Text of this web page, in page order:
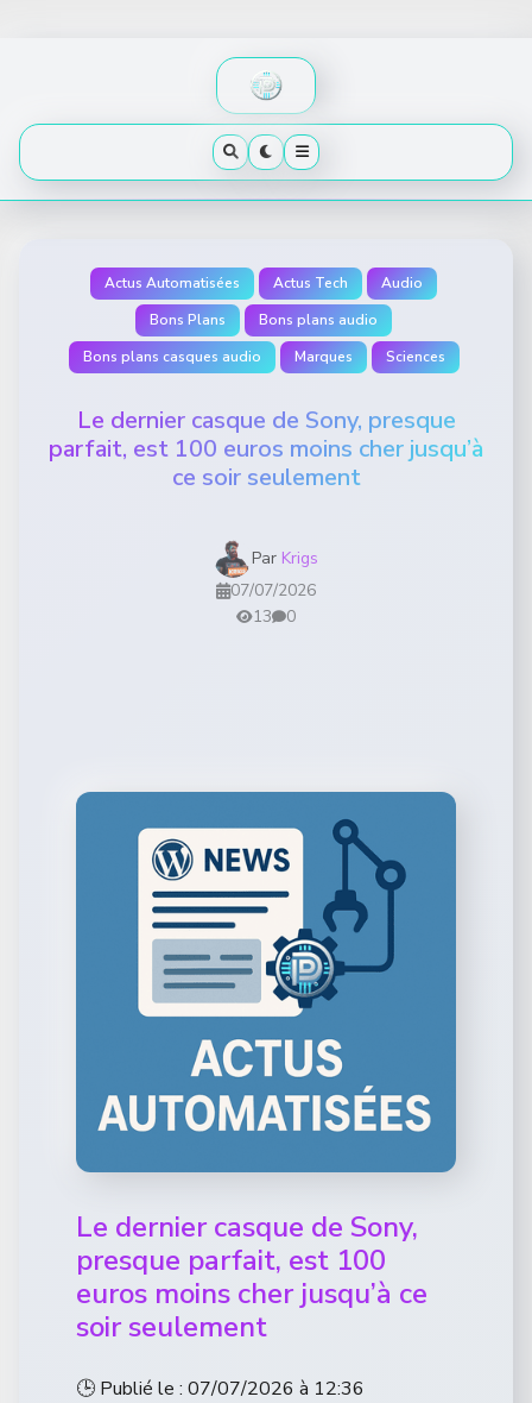
Actus Automatisées Actus Tech
Audio
Bons Plans
Bons plans audio
Bons plans casques audio
Marques Sciences
Le dernier casque de Sony, presque
parfait, est 100 euros moins cher jusqu’à
ce soir seulement
Par Krigs
07/07/2026
13
0
Le dernier casque de Sony,
presque parfait, est 100
euros moins cher jusqu’à ce
soir seulement
🕒 Publié le : 07/07/2026 à 12:36